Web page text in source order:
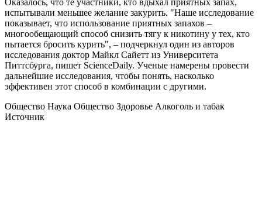
Оказалось, что те участники, кто вдыхал приятных запах,
испытывали меньшее желание закурить. "Наше исследование
показывает, что использование приятных запахов –
многообещающий способ снизить тягу к никотину у тех, кто
пытается бросить курить", – подчеркнул один из авторов
исследования доктор Майкл Сайетт из Университета
Питтсбурга, пишет ScienceDaily. Ученые намерены провести
дальнейшие исследования, чтобы понять, насколько
эффективен этот способ в комбинации с другими.
Общество Наука Общество Здоровье Алкоголь и табак
Источник